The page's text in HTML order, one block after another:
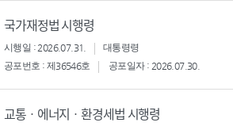
국가재정법 시행령
시행일 : 2026.07.31.
대통령령
공포번호 : 제36546호
공포일자 : 2026.07.30.
교통ㆍ에너지ㆍ환경세법 시행령